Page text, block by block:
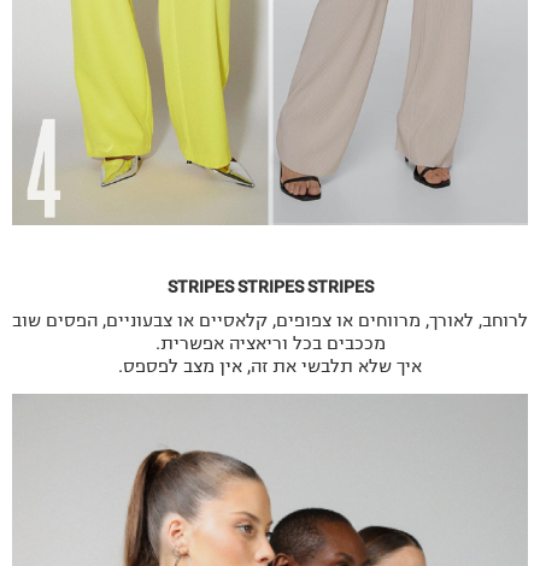
STRIPES STRIPES STRIPES
לרוחב, לאורך, מרווחים או צפופים, קלאסיים או צבעוניים, הפסים שוב
מככבים בכל וריאציה אפשרית.
איך שלא תלבשי את זה, אין מצב לפספס.